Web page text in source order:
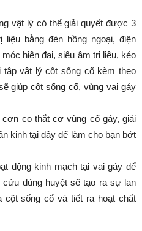
vật lý có thể giải quyết được 3
bằng đèn hồng ngoại, điện
hiện đại, siêu âm trị liệu, kéo
vật lý cột sống cổ kèm theo
giúp cột sống cổ, vùng vai gáy
co thắt cơ vùng cổ gáy, giải
kinh tại đây để làm cho bạn bớt
động kinh mạch tại vai gáy để
đúng huyệt sẽ tạo ra sự lan
sống cổ và tiết ra hoạt chất